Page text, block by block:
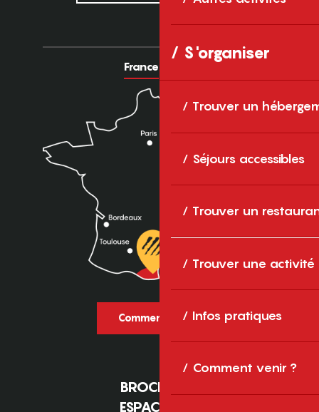
S'organiser
Trouver un
Séjours accessibles
Trouver un
Trouver une activité
Infos pratiques
Comment venir ?
France
Comment venir ?
BROCHURES
ESPACE PRO